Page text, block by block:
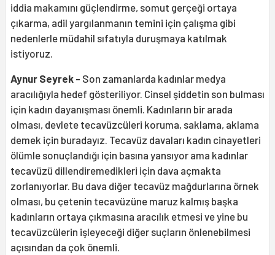
iddia makamını güçlendirme, somut gerçeği ortaya
çıkarma, adil yargılanmanın temini için çalışma gibi
nedenlerle müdahil sıfatıyla duruşmaya katılmak
istiyoruz.
Aynur Seyrek - Son zamanlarda kadınlar medya
aracılığıyla hedef gösteriliyor. Cinsel şiddetin son bulması
için kadın dayanışması önemli. Kadınların bir arada
olması, devlete tecavüzcüleri koruma, saklama, aklama
demek için buradayız. Tecavüz davaları kadın cinayetleri
ölümle sonuçlandığı için basına yansıyor ama kadınlar
tecavüzü dillendiremedikleri için dava açmakta
zorlanıyorlar. Bu dava diğer tecavüz mağdurlarına örnek
olması, bu çetenin tecavüzüne maruz kalmış başka
kadınların ortaya çıkmasına aracılık etmesi ve yine bu
tecavüzcülerin işleyeceği diğer suçların önlenebilmesi
açısından da çok önemli.